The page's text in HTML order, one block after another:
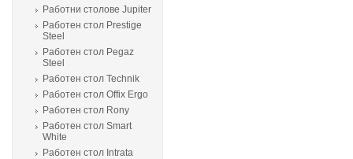
Работни столове Jupiter
Работен стол Prestige
Steel
Работен стол Pegaz
Steel
Работен стол Technik
Работен стол Offix Ergo
Работен стол Rony
Работен стол Smart
White
Работен стол Intrata